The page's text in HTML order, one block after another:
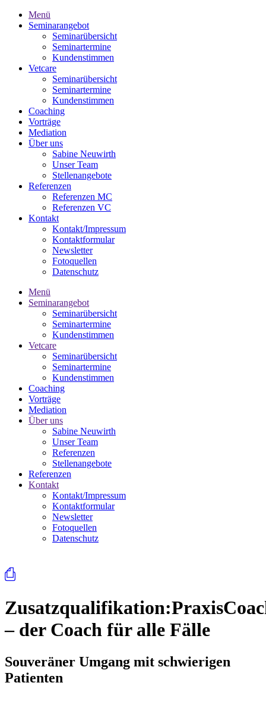
Menü
Seminarangebot
Seminarübersicht
Seminartermine
Kundenstimmen
Vetcare
Seminarübersicht
Seminartermine
Kundenstimmen
Coaching
Vorträge
Mediation
Über uns
Sabine Neuwirth
Unser Team
Stellenangebote
Referenzen
Referenzen MC
Referenzen VC
Kontakt
Kontakt/Impressum
Kontaktformular
Newsletter
Fotoquellen
Datenschutz
Menü
Seminarangebot
Seminarübersicht
Seminartermine
Kundenstimmen
Vetcare
Seminarübersicht
Seminartermine
Kundenstimmen
Coaching
Vorträge
Mediation
Über uns
Sabine Neuwirth
Unser Team
Referenzen
Stellenangebote
Referenzen
Kontakt
Kontakt/Impressum
Kontaktformular
Newsletter
Fotoquellen
Datenschutz
⎙
Zusatzqualifikation:
– der Coach für alle Fälle
Souveräner Umgang mit schwierigen
Patienten